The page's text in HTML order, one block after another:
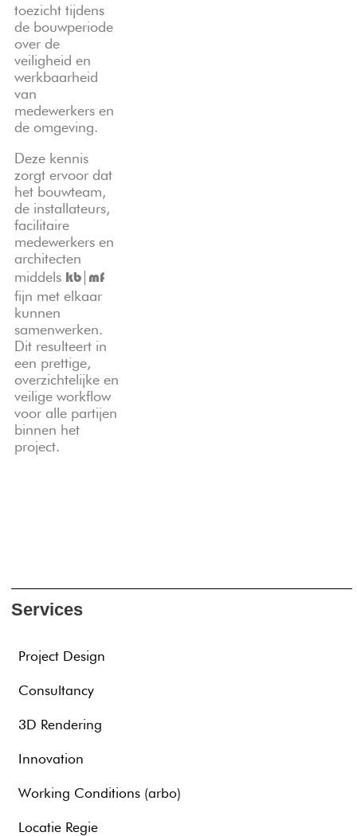
toezicht tijdens
de bouwperiode
over de
veiligheid en
werkbaarheid
van
medewerkers en
de omgeving.
Deze kennis
zorgt ervoor dat
het bouwteam,
de installateurs,
facilitaire
medewerkers en
architecten
middels kb| mf
fijn met elkaar
kunnen
samenwerken.
Dit resulteert in
een prettige,
overzichtelijke en
veilige workflow
voor alle partijen
binnen het
project.
Services
Project Design
Consultancy
3D Rendering
Innovation
Working Conditions (arbo)
Locatie Regie